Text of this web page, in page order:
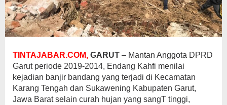
TINTAJABAR.COM, GARUT – Mantan Anggota DPRD
Garut periode 2019-2014, Endang Kahfi menilai
kejadian banjir bandang yang terjadi di Kecamatan
Karang Tengah dan Sukawening Kabupaten Garut,
Jawa Barat selain curah hujan yang sangT tinggi,